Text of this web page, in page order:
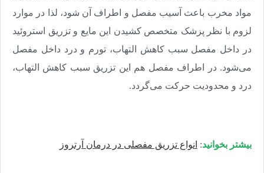
مواد مخرب باعث آسیب مفصل و اطراف آن شود، لذا در موارد
لزوم با نظر پزشک متخصص کشیدن این مایع و تزریق استروئید
در داخل مفصل سبب کاهش التهاب، تورم و درد داخل مفصل
می‌شود. در اطراف مفصل هم این تزریق سبب کاهش التهاب،
درد و محدودیت حرکت می‌گردد.
بیشتر بخوانید: انواع تزریق مفصلی در درمان آرتروز